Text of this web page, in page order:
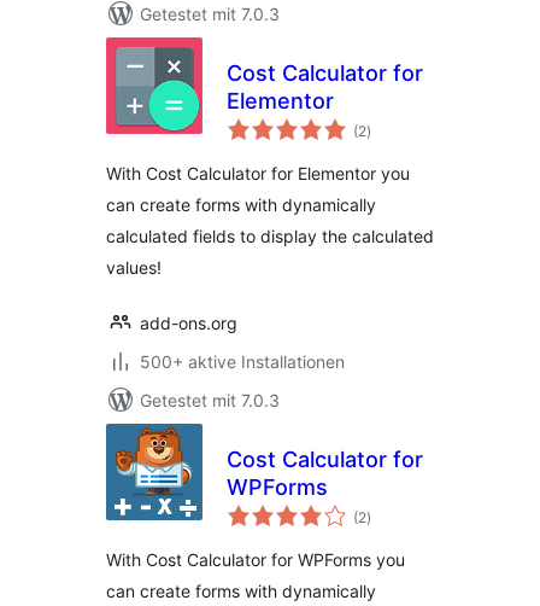
Getestet mit 7.0.3
Cost Calculator for
Elementor
(2Bewertungen
insgesamt
)
With Cost Calculator for Elementor you
can create forms with dynamically
calculated fields to display the calculated
values!
add-ons.org
500+ aktive Installationen
Getestet mit 7.0.3
Cost Calculator for
WPForms
(2Bewertungen
insgesamt
)
With Cost Calculator for WPForms you
can create forms with dynamically